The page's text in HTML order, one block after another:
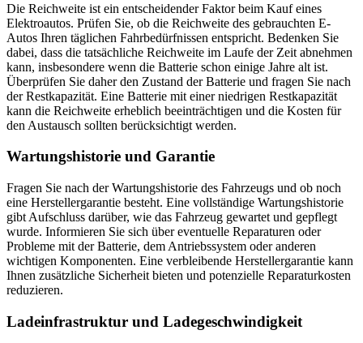
Die Reichweite ist ein entscheidender Faktor beim Kauf eines
Elektroautos. Prüfen Sie, ob die Reichweite des gebrauchten E-
Autos Ihren täglichen Fahrbedürfnissen entspricht. Bedenken Sie
dabei, dass die tatsächliche Reichweite im Laufe der Zeit abnehmen
kann, insbesondere wenn die Batterie schon einige Jahre alt ist.
Überprüfen Sie daher den Zustand der Batterie und fragen Sie nach
der Restkapazität. Eine Batterie mit einer niedrigen Restkapazität
kann die Reichweite erheblich beeinträchtigen und die Kosten für
den Austausch sollten berücksichtigt werden.
Wartungshistorie und Garantie
Fragen Sie nach der Wartungshistorie des Fahrzeugs und ob noch
eine Herstellergarantie besteht. Eine vollständige Wartungshistorie
gibt Aufschluss darüber, wie das Fahrzeug gewartet und gepflegt
wurde. Informieren Sie sich über eventuelle Reparaturen oder
Probleme mit der Batterie, dem Antriebssystem oder anderen
wichtigen Komponenten. Eine verbleibende Herstellergarantie kann
Ihnen zusätzliche Sicherheit bieten und potenzielle Reparaturkosten
reduzieren.
Ladeinfrastruktur und Ladegeschwindigkeit